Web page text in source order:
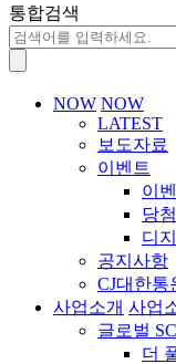
통합검색
NOW NOW
LATEST
보도자료
이벤트
이
당
디
공지사항
CJ대한통
사업소개 사업
글로벌
더